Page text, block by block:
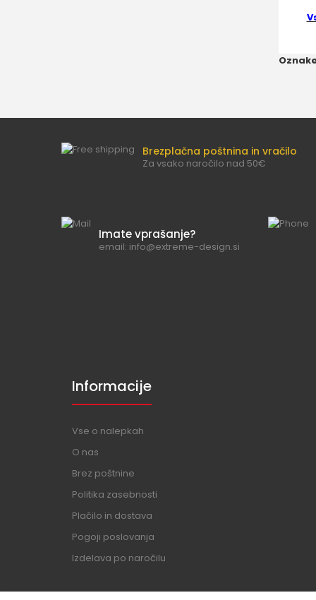
Brezplačna poštnina in vračilo
Za vsako naročilo nad 50€
Imate vprašanje?
email: info@extreme-design.si
Informacije
Vse o nalepkah
O nas
Brez poštnine
Politika zasebnosti
Plačilo in dostava
Pogoji poslovanja
Izdelava po naročilu